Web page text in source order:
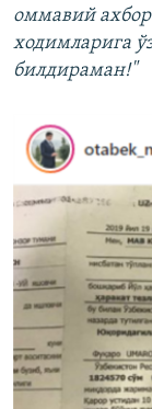
оммавий
ходимларига
билдираман!"